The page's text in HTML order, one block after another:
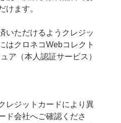
けます。
いただけるようクレジッ
はクロネコWebコレクト
ア（本人認証サービス）
レジットカードにより異
ド会社へご確認くださ